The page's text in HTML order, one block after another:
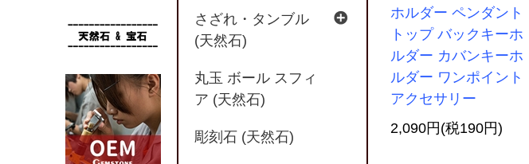
ホルダー ペンダント
トップ バックキーホ
ルダー カバンキーホ
ルダー ワンポイント
アクセサリー
2,090円(税190円)
さざれ・タンブル
(天然石)
丸玉 ボール スフィ
ア (天然石)
彫刻石 (天然石)